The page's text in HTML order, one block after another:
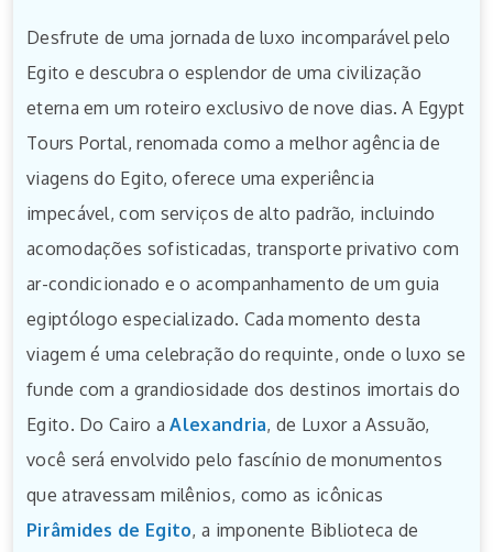
Desfrute de uma jornada de luxo incomparável pelo
Egito e descubra o esplendor de uma civilização
eterna em um roteiro exclusivo de nove dias. A Egypt
Tours Portal, renomada como a melhor agência de
viagens do Egito, oferece uma experiência
impecável, com serviços de alto padrão, incluindo
acomodações sofisticadas, transporte privativo com
ar-condicionado e o acompanhamento de um guia
egiptólogo especializado. Cada momento desta
viagem é uma celebração do requinte, onde o luxo se
funde com a grandiosidade dos destinos imortais do
Egito. Do Cairo aAlexandria, de Luxor a Assuão,
você será envolvido pelo fascínio de monumentos
que atravessam milênios, como as icônicas
Pirâmides de Egito, a imponente Biblioteca de